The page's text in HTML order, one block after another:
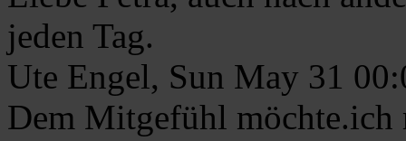
jeden Tag.
Ute Engel, Sun May 31
Dem Mitgefühl möchte.ich